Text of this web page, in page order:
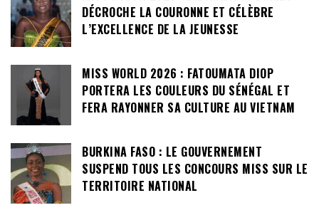
DÉCROCHE LA COURONNE ET CÉLÈBRE
L’EXCELLENCE DE LA JEUNESSE
MISS WORLD 2026 : FATOUMATA DIOP
PORTERA LES COULEURS DU SÉNÉGAL ET
FERA RAYONNER SA CULTURE AU VIETNAM
BURKINA FASO : LE GOUVERNEMENT
SUSPEND TOUS LES CONCOURS MISS SUR LE
TERRITOIRE NATIONAL